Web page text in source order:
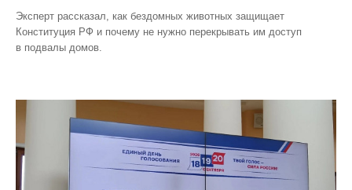
Эксперт рассказал, как бездомных животных защищает
Конституция РФ и почему не нужно перекрывать им доступ
в подвалы домов.